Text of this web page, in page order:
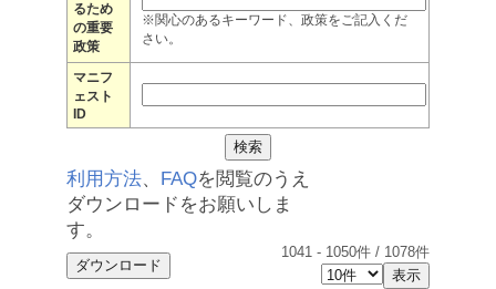
るため
の重要
政策
※関心のあるキーワード、政策をご記入くだ
さい。
マニフ
ェスト
ID
利用方法、 FAQを閲覧のうえ
ダウンロードをお願いしま
す。
1041 - 1050件 / 1078件